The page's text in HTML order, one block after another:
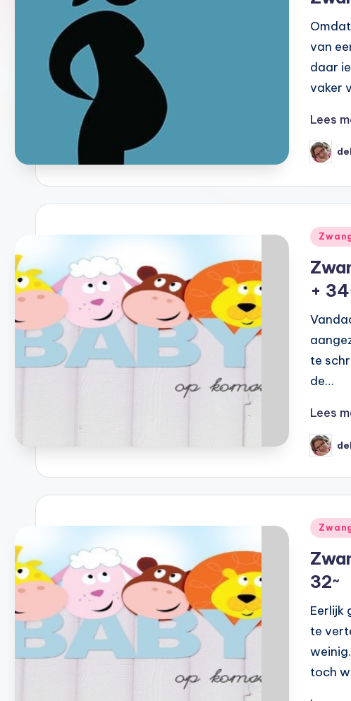
van
daar
vaker
Lees
door
+
te
de…
Lees
door
32~
Eerlijk
te
toch